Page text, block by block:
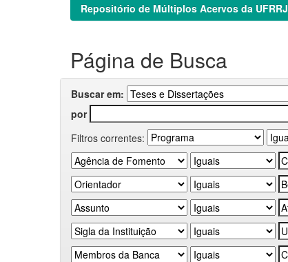
Repositório de Múltiplos Acervos da UFRRJ
Página de Busca
Buscar em:
por
Filtros correntes: